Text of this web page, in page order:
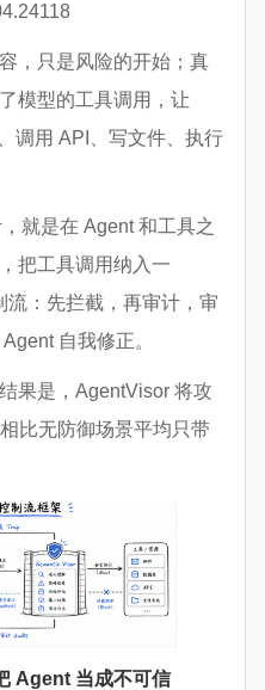
，只是风险的开始；真
模型的工具调用，让
调用 API、写文件、执行
就是在 Agent 和工具之
把工具调用纳入一
流：先拦截，再审计，审
自我修正。
果是，AgentVisor 将攻
比无防御场景平均只带
Agent 当成不可信